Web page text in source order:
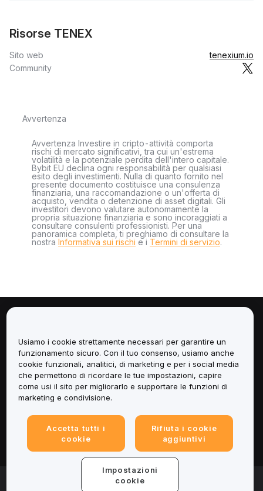
Risorse TENEX
Sito web
tenexium.io
Community
Avvertenza
Avvertenza Investire in cripto-attività comporta
rischi di mercato significativi, tra cui un'estrema
volatilità e la potenziale perdita dell'intero capitale.
Bybit EU declina ogni responsabilità per qualsiasi
esito degli investimenti. Nulla di quanto fornito nel
presente documento costituisce una consulenza
finanziaria, una raccomandazione o un'offerta di
acquisto, vendita o detenzione di asset digitali. Gli
investitori devono valutare autonomamente la
propria situazione finanziaria e sono incoraggiati a
consultare consulenti professionisti. Per una
panoramica completa, ti preghiamo di consultare la
nostra Informativa sui rischi e i Termini di servizio.
Servizi
Assistenza
Informazioni legali
© 2025-2026 Bybit.eu. Tutti i diritti riservati.
Usiamo i cookie strettamente necessari per garantire un
funzionamento sicuro. Con il tuo consenso, usiamo anche
cookie funzionali, analitici, di marketing e per i social media
che permettono di ricordare le tue impostazioni, capire
come usi il sito per migliorarlo e supportare le funzioni di
marketing e condivisione.
Accetta tutti i
cookie
Rifiuta i cookie
aggiuntivi
Impostazioni
cookie